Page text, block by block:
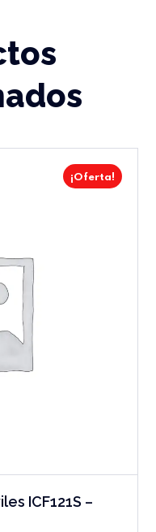
¡Oferta!
ICF121S –